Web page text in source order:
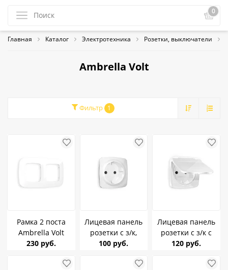
0
Главная Каталог Электротехника Розетки, выключатели
Ambrella Volt
Фильтр 1
Рамка 2 поста
Ambrella Volt
белый глянцевый
230 руб.
Лицевая панель
розетки с з/к,
шторки Ambrella
глянцевый Omega
100 руб.
Лицевая панель
розетки с з/к с
крышкой и
Ambrella Volt
120 руб.